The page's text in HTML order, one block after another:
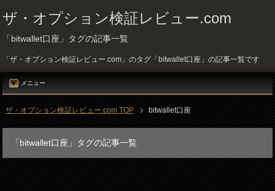
ザ・オプション検証レビュー.com
「bitwallet口座」タグの記事一覧
「ザ・オプション検証レビュー.com」のタグ「bitwallet口座」の記事一覧です
メニュー
ザ・オプション検証レビュー.com TOP bitwallet口座
「bitwallet口座」タグの記事一覧